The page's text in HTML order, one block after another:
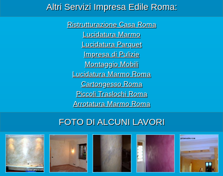
Altri Servizi Impresa Edile Roma:
Ristrutturazione Casa Roma
Lucidatura Marmo
Lucidatura Parquet
Impresa di Pulizie
Montaggio Mobili
Lucidatura Marmo Roma
Cartongesso Roma
Piccoli Traslochi Roma
Arrotatura Marmo Roma
FOTO DI ALCUNI LAVORI